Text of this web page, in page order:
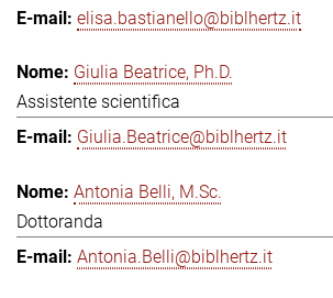
elisa.bastianello@biblhertz.it
Giulia Beatrice, Ph.D.
Assistente scientifica
Giulia.Beatrice@biblhertz.it
Antonia Belli, M.Sc.
Dottoranda
Antonia.Belli@biblhertz.it